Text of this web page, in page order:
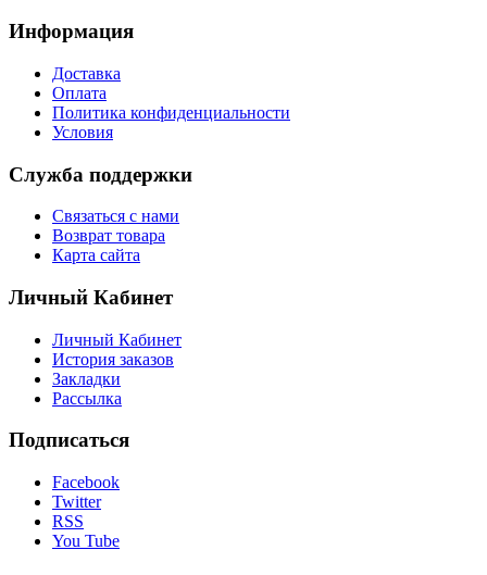
Информация
Доставка
Оплата
Политика конфиденциальности
Условия
Служба поддержки
Связаться с нами
Возврат товара
Карта сайта
Личный Кабинет
Личный Кабинет
История заказов
Закладки
Рассылка
Подписаться
Facebook
Twitter
RSS
You Tube